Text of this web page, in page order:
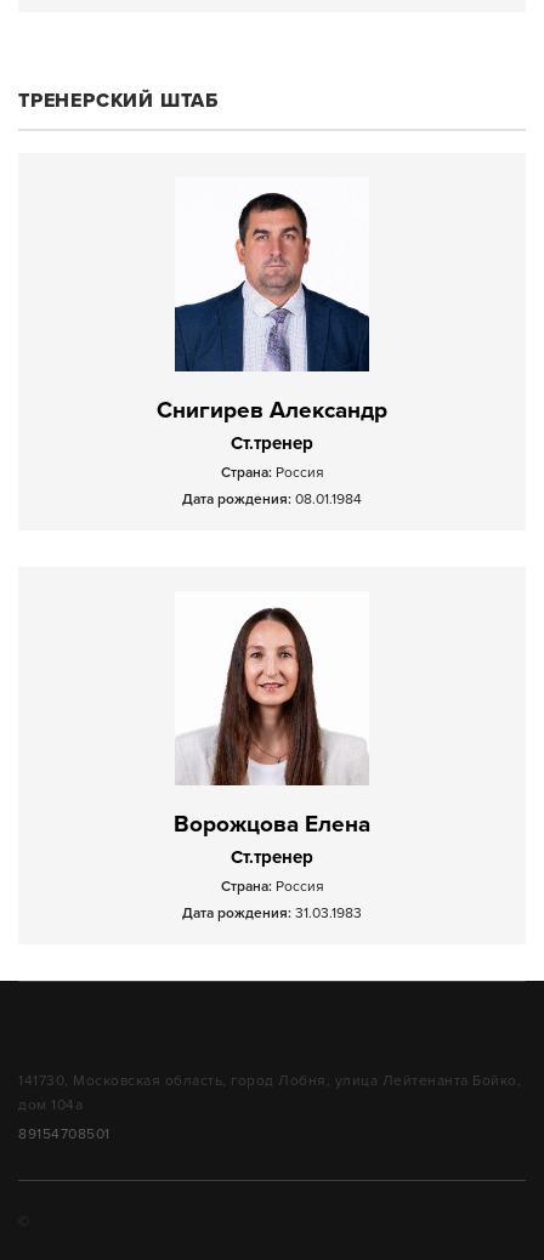
ТРЕНЕРСКИЙ ШТАБ
Снигирев Александр
Ст.тренер
Страна: Россия
Дата рождения: 08.01.1984
Ворожцова Елена
Ст.тренер
Страна: Россия
Дата рождения: 31.03.1983
141730, Московская область, город Лобня, улица Лейтенанта Бойко,
дом 104а
89154708501